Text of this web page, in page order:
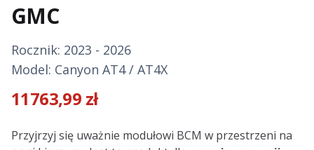
GMC
Rocznik: 2023 - 2026
Model: Canyon AT4 / AT4X
11763,99 zł
Description
Przyjrzyj się uważnie modułowi BCM w przestrzeni na